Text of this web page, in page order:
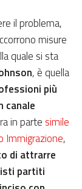
il problema,
misure
quale si sta
, è quella
più
canale
in parte simile
Immigrazione,
di attrarre
partiti